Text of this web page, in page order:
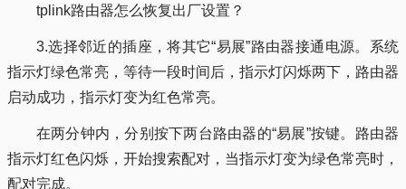
tplink路由器怎么恢复出厂设置？
3.选择邻近的插座，将其它“易展”路由器接通电源。系统
指示灯绿色常亮，等待一段时间后，指示灯闪烁两下，路由器
启动成功，指示灯变为红色常亮。
在两分钟内，分别按下两台路由器的“易展”按键。路由器
指示灯红色闪烁，开始搜索配对，当指示灯变为绿色常亮时，
配对完成。